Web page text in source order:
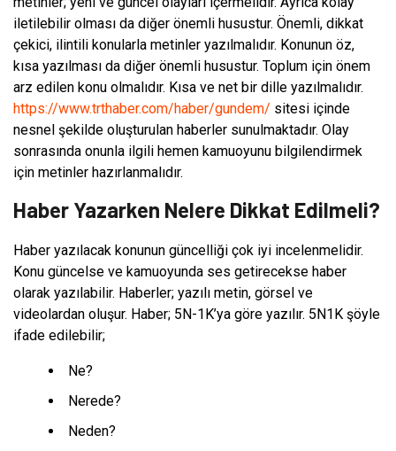
iletilebilir olması da diğer önemli husustur. Önemli, dikkat
çekici, ilintili konularla metinler yazılmalıdır. Konunun öz,
kısa yazılması da diğer önemli husustur. Toplum için önem
arz edilen konu olmalıdır. Kısa ve net bir dille yazılmalıdır.
https://www.trthaber.com/haber/gundem/ sitesi içinde
nesnel şekilde oluşturulan haberler sunulmaktadır. Olay
sonrasında onunla ilgili hemen kamuoyunu bilgilendirmek
için metinler hazırlanmalıdır.
Haber Yazarken Nelere Dikkat Edilmeli?
Haber yazılacak konunun güncelliği çok iyi incelenmelidir.
Konu güncelse ve kamuoyunda ses getirecekse haber
olarak yazılabilir. Haberler; yazılı metin, görsel ve
videolardan oluşur. Haber; 5N-1K’ya göre yazılır. 5N1K şöyle
ifade edilebilir;
Ne?
Nerede?
Neden?